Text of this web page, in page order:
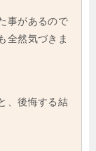
事があるので
全然気づきま
、後悔する結